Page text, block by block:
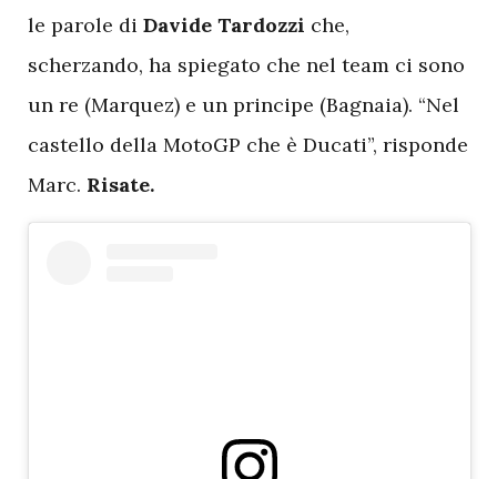
le parole di Davide Tardozzi che,
scherzando, ha spiegato che nel team ci sono
un re (Marquez) e un principe (Bagnaia). “Nel
castello della MotoGP che è Ducati”, risponde
Marc. Risate.